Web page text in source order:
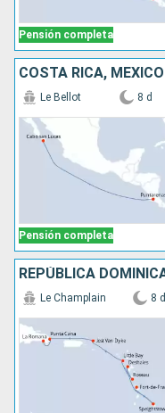
Pensión completa
COSTA RICA, MÉXICO
Pensión completa
Le Bellot 8 d
Le Champlain 8 d